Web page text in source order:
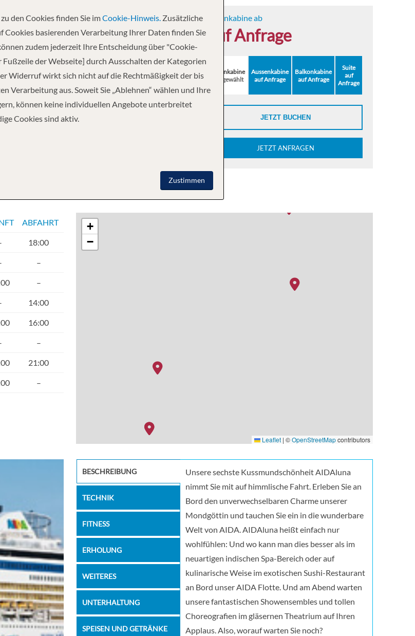
Abfahrt
17.10.2026
Warnemünde
Innenkabine ab
auf Anfrage
Innenkabine
ausgewählt
Aussenkabine
auf Anfrage
Balkonkabine
auf Anfrage
Suite
auf
Anfrage
JETZT BUCHEN
JETZT ANFRAGEN
ABFAHRT
18:00
–
–
14:00
16:00
–
21:00
–
+
−
Leaflet | ©OpenStreetMapcontributors
BESCHREIBUNG
TECHNIK
FITNESS
ERHOLUNG
WEITERES
UNTERHALTUNG
SPEISEN UND GETRÄNKE
Unsere sechste Kussmundschönheit AIDAluna
nimmt Sie mit auf himmlische Fahrt. Erleben Sie an
Bord den unverwechselbaren Charme unserer
Mondgöttin und tauchen Sie ein in die wunderbare
Welt von AIDA. AIDAluna heißt einfach nur
wohlfühlen: Und wo kann man dies besser als im
neuartigen indischen Spa-Bereich oder auf
kulinarische Weise im exotischen Sushi-Restaurant
an Bord unser AIDA Flotte. Und am Abend warten
unsere fantastischen Showensembles und tollen
Choreografien im gläsernen Theatrium auf Ihren
Applaus. Also, worauf warten Sie noch?
den Cookies finden Sie imCookie-Hinweis. Zusätzliche
Cookies basierenden Verarbeitung Ihrer Daten finden Sie
zudem jederzeit Ihre Entscheidung über "Cookie-
Fußzeile der Webseite] durch Ausschalten der Kategorien
Widerruf wirkt sich nicht auf die Rechtmäßigkeit der bis
Verarbeitung aus. Soweit Sie „Ablehnen“ wählen und Ihre
können keine individuellen Angebote unterbreitet
Cookies sind aktiv.
Zustimmen